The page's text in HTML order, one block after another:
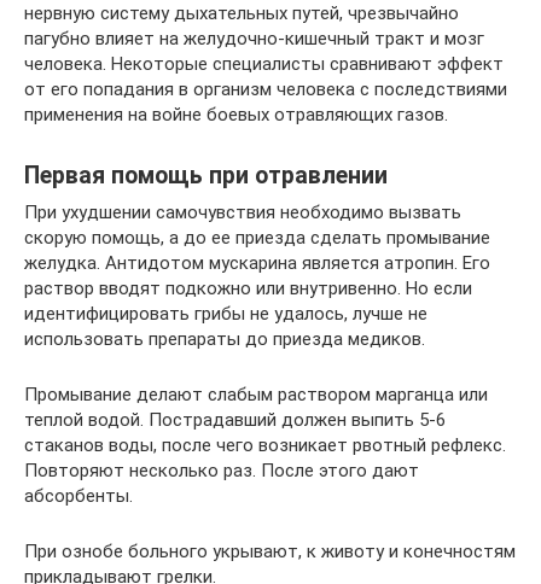
нервную систему дыхательных путей, чрезвычайно
пагубно влияет на желудочно-кишечный тракт и мозг
человека. Некоторые специалисты сравнивают эффект
от его попадания в организм человека с последствиями
применения на войне боевых отравляющих газов.
Первая помощь при отравлении
При ухудшении самочувствия необходимо вызвать
скорую помощь, а до ее приезда сделать промывание
желудка. Антидотом мускарина является атропин. Его
раствор вводят подкожно или внутривенно. Но если
идентифицировать грибы не удалось, лучше не
использовать препараты до приезда медиков.
Промывание делают слабым раствором марганца или
теплой водой. Пострадавший должен выпить 5-6
стаканов воды, после чего возникает рвотный рефлекс.
Повторяют несколько раз. После этого дают
абсорбенты.
При ознобе больного укрывают, к животу и конечностям
прикладывают грелки.